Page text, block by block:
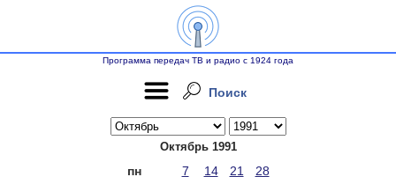
Программа передач ТВ и радио с 1924 года
Поиск
Октябрь 1991
пн 7 14 21
28